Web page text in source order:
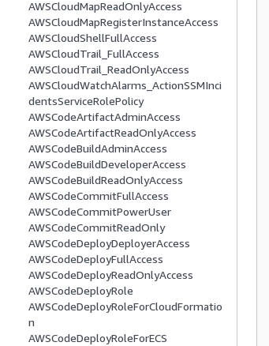
AWSCloudMapReadOnlyAccess
AWSCloudMapRegisterInstanceAccess
AWSCloudShellFullAccess
AWSCloudTrail_FullAccess
AWSCloudTrail_ReadOnlyAccess
AWSCloudWatchAlarms_ActionSSMInci
dentsServiceRolePolicy
AWSCodeArtifactAdminAccess
AWSCodeArtifactReadOnlyAccess
AWSCodeBuildAdminAccess
AWSCodeBuildDeveloperAccess
AWSCodeBuildReadOnlyAccess
AWSCodeCommitFullAccess
AWSCodeCommitPowerUser
AWSCodeCommitReadOnly
AWSCodeDeployDeployerAccess
AWSCodeDeployFullAccess
AWSCodeDeployReadOnlyAccess
AWSCodeDeployRole
AWSCodeDeployRoleForCloudFormatio
n
AWSCodeDeployRoleForECS